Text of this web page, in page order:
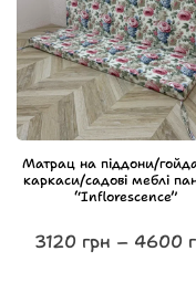
Матрац на піддони/
каркаси/садові меблі
“Inflorescence”
3120 грн – 4600